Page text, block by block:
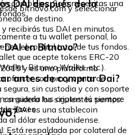
bitnovo.com y seleccionar
de destino.
recibirás tus DAI en minutos.
complejos. Solo necesitas una
DAI después de la
a tu wallet personal, lo
el control total de tus fondos.
que acepte tokens ERC-20
Bitnovo Wallet, etc.).
DAI en Bitnovo?
y es una plataforma
ofrecer compra y venta de
sin custodia y con soporte
guarda tus criptos: tú siempre
llaves.
antes de comprar Dai?
los siguientes puntos:
DAI es una stablecoin
al dólar estadounidense.
Está respaldada por colateral de